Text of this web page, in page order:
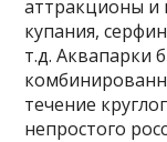
аттракционы и
купания,
т.д.
течение
непростого